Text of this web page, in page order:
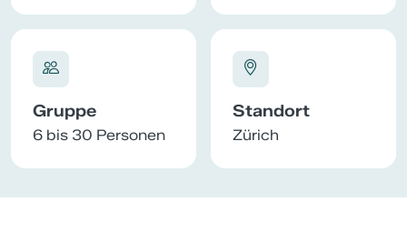
Gruppe
6 bis 30 Personen
Standort
Zürich